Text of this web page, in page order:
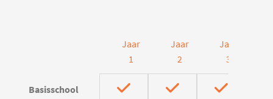
Jaar
1
Jaar
2
Jaar
3
Basisschool